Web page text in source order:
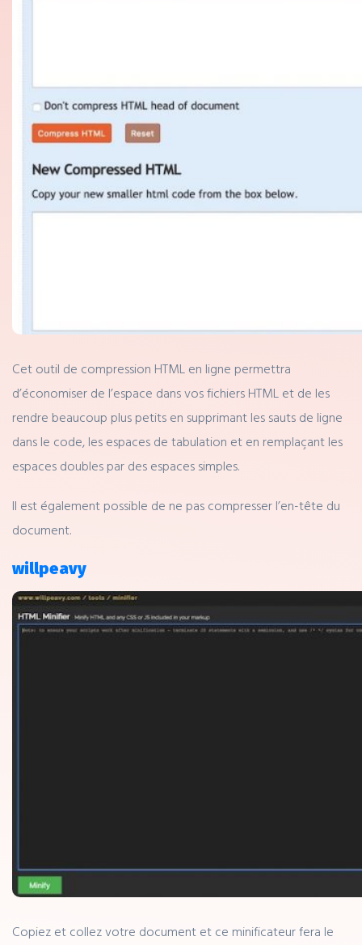
Cet outil de compression HTML en ligne permettra
d’économiser de l’espace dans vos fichiers HTML et de les
rendre beaucoup plus petits en supprimant les sauts de ligne
dans le code, les espaces de tabulation et en remplaçant les
espaces doubles par des espaces simples.
Il est également possible de ne pas compresser l’en-tête du
document.
willpeavy
Copiez et collez votre document et ce minificateur fera le